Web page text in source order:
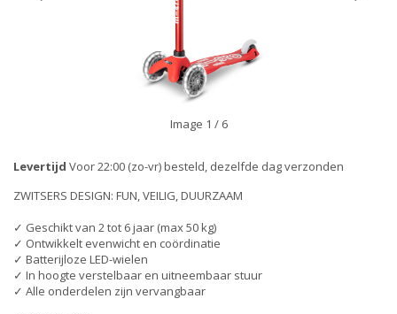
Image 1 / 6
Levertijd Voor 22:00 (zo-vr) besteld, dezelfde dag verzonden
ZWITSERS DESIGN: FUN, VEILIG, DUURZAAM
✓ Geschikt van 2 tot 6 jaar (max 50 kg)
✓ Ontwikkelt evenwicht en coördinatie
✓ Batterijloze LED-wielen
✓ In hoogte verstelbaar en uitneembaar stuur
✓ Alle onderdelen zijn vervangbaar